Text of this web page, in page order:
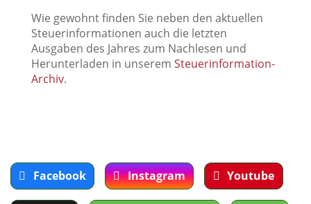
Wie gewohnt finden Sie neben den aktuellen
Steuerinformationen auch die letzten
Ausgaben des Jahres zum Nachlesen und
Herunterladen in unserem Steuerinformation-
Archiv.
Facebook Instagram Youtube